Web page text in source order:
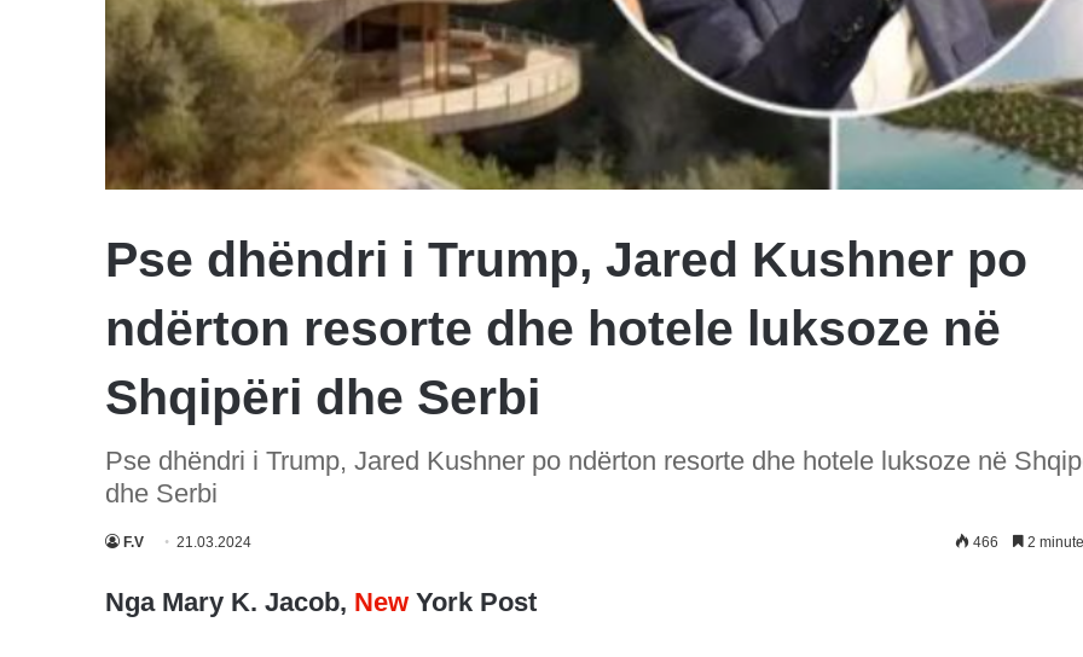
Pse dhëndri i Trump, Jared Kushner po
ndërton resorte dhe hotele luksoze në
Shqipëri dhe Serbi
Pse dhëndri i Trump, Jared Kushner po ndërton resorte dhe hotele luksoze në
dhe Serbi
F.V 21.03.2024 466 2
Nga Mary K. Jacob, New York Post